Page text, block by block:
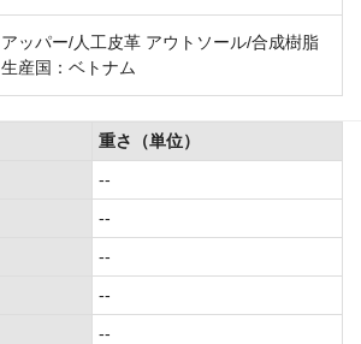
アッパー/人工皮革 アウトソール/合成樹脂
生産国：ベトナム
重さ（単位）
--
--
--
--
--